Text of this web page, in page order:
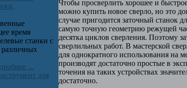
Чтобы просверлить хорошее и
можно купить новое сверло, но это
случае пригодится заточный станок
самую точную геометрию режущей
десятка циклов сверления. Поэтому
сверлильных работ. В мастерской
для однократного использования на
производят достаточно простые в
точения на таких устройствах
достаточно.
время
станки с
...
для